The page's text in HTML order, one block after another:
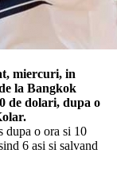
miercuri, in
la Bangkok
de dolari, dupa o
dupa o ora si 10
6 asi si salvand